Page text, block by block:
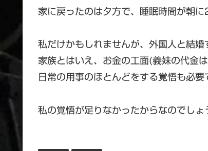
家に戻ったのは夕方で、睡眠時間が朝
私だけかもしれませんが、外国人と結婚
家族とはいえ、お金の工面(義妹の代金
日常の用事のほとんどをする覚悟も必
私の覚悟が足りなかったからなのでしょ